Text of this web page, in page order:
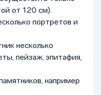
от 120 см).
портретов и
несколько
пейзаж, эпитафия,
например